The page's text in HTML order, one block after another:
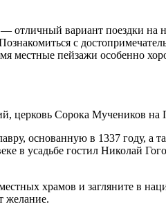
вариант поездки на
с
местные пейзажи особенно
церковь Сорока Мучеников на
основанную в 1337 году, а
в усадьбе гостил Николай
храмов и загляните в
желание.